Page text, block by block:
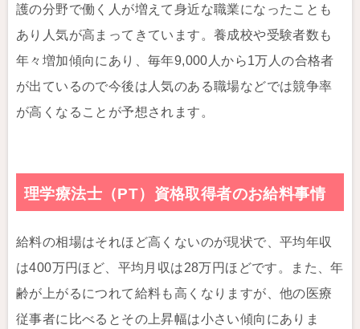
護の分野で働く人が増えて身近な職業になったことも
あり人気が高まってきています。養成校や受験者数も
年々増加傾向にあり、毎年9,000人から1万人の合格者
が出ているので今後は人気のある職場などでは競争率
が高くなることが予想されます。
理学療法士（PT）資格取得者のお給料事情
給料の相場はそれほど高くないのが現状で、平均年収
は400万円ほど、平均月収は28万円ほどです。また、年
齢が上がるにつれて給料も高くなりますが、他の医療
従事者に比べるとその上昇幅は小さい傾向にありま